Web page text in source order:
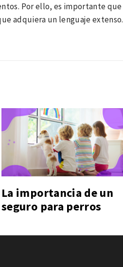
Por ello, es importante que
adquiera un lenguaje extenso.
La importancia de un
seguro para perros